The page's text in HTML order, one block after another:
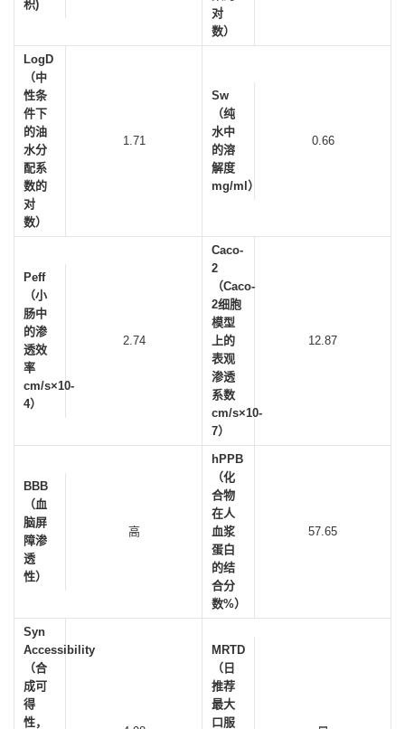
积)
对
数）
LogD
（中
性条
件下
的油
水分
配系
数的
对
数）
1.71
Sw
（纯
水中
的溶
解度
mg/ml）
0.66
Peff
（小
肠中
的渗
透效
率
cm/s×10-
4）
2.74
Caco-
2
（Caco-
2细胞
模型
上的
表观
渗透
系数
cm/s×10-
7）
12.87
BBB
（血
脑屏
障渗
透
性）
高
hPPB
（化
合物
在人
血浆
蛋白
的结
合分
数%）
57.65
Syn
Accessibility
（合
成可
得
性，
MRTD
（日
推荐
最大
口服